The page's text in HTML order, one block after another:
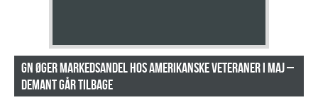
GN øger markedsandel hos amerikanske veteraner i maj –
Demant går tilbage